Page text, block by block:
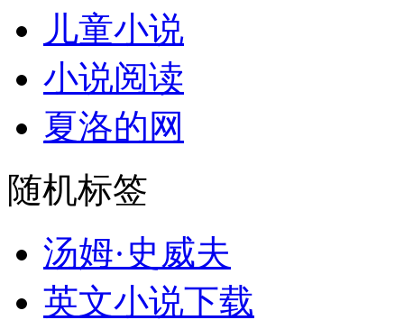
儿童小说
小说阅读
夏洛的网
随机标签
汤姆·史威夫
英文小说下载